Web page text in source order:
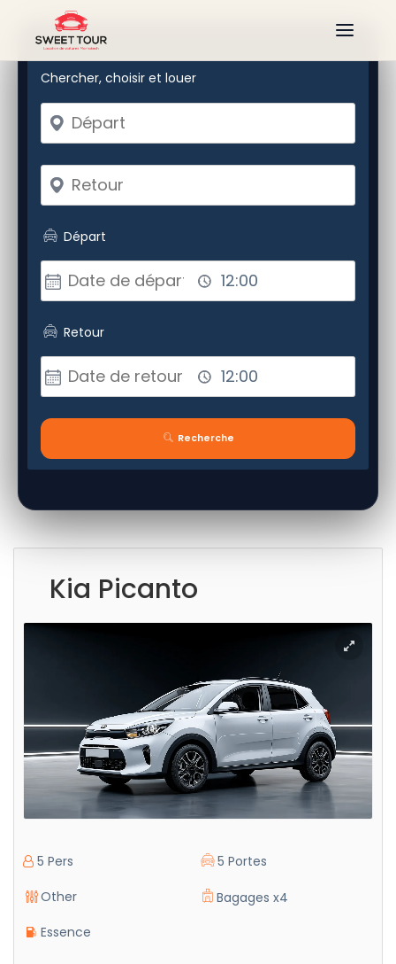
Chercher, choisir et louer
Départ
Retour
Recherche
Kia Picanto
5 Pers
5 Portes
Other
Bagages x4
Essence